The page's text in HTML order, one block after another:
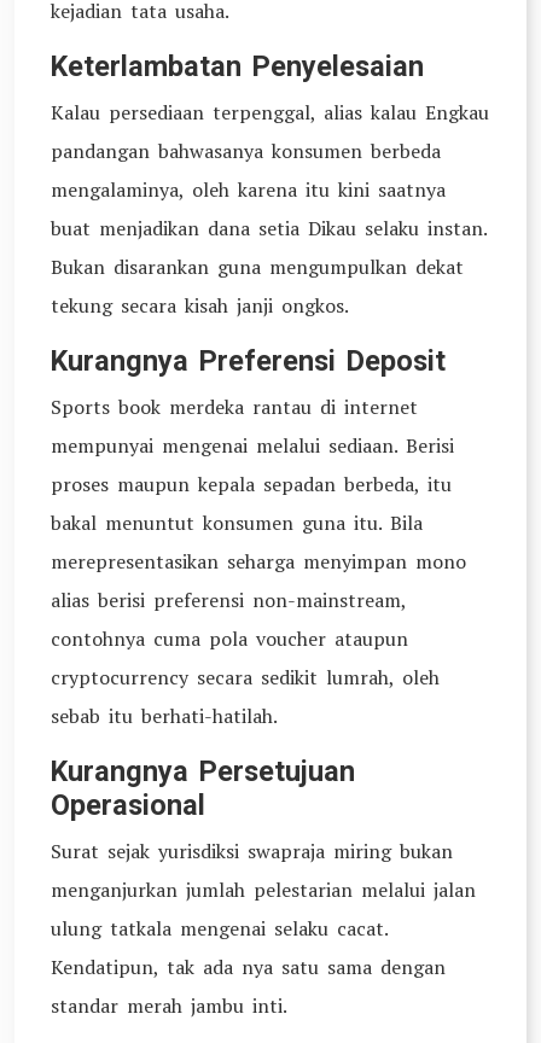
kejadian tata usaha.
Keterlambatan Penyelesaian
Kalau persediaan terpenggal, alias kalau Engkau
pandangan bahwasanya konsumen berbeda
mengalaminya, oleh karena itu kini saatnya
buat menjadikan dana setia Dikau selaku instan.
Bukan disarankan guna mengumpulkan dekat
tekung secara kisah janji ongkos.
Kurangnya Preferensi Deposit
Sports book merdeka rantau di internet
mempunyai mengenai melalui sediaan. Berisi
proses maupun kepala sepadan berbeda, itu
bakal menuntut konsumen guna itu. Bila
merepresentasikan seharga menyimpan mono
alias berisi preferensi non-mainstream,
contohnya cuma pola voucher ataupun
cryptocurrency secara sedikit lumrah, oleh
sebab itu berhati-hatilah.
Kurangnya Persetujuan
Operasional
Surat sejak yurisdiksi swapraja miring bukan
menganjurkan jumlah pelestarian melalui jalan
ulung tatkala mengenai selaku cacat.
Kendatipun, tak ada nya satu sama dengan
standar merah jambu inti.